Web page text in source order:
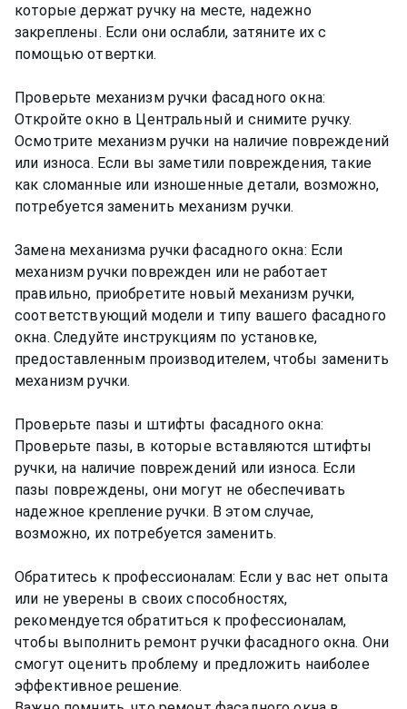
которые держат ручку на месте, надежно
закреплены. Если они ослабли, затяните их с
помощью отвертки.
Проверьте механизм ручки фасадного окна:
Откройте окно в Центральный и снимите ручку.
Осмотрите механизм ручки на наличие повреждений
или износа. Если вы заметили повреждения, такие
как сломанные или изношенные детали, возможно,
потребуется заменить механизм ручки.
Замена механизма ручки фасадного окна: Если
механизм ручки поврежден или не работает
правильно, приобретите новый механизм ручки,
соответствующий модели и типу вашего фасадного
окна. Следуйте инструкциям по установке,
предоставленным производителем, чтобы заменить
механизм ручки.
Проверьте пазы и штифты фасадного окна:
Проверьте пазы, в которые вставляются штифты
ручки, на наличие повреждений или износа. Если
пазы повреждены, они могут не обеспечивать
надежное крепление ручки. В этом случае,
возможно, их потребуется заменить.
Обратитесь к профессионалам: Если у вас нет опыта
или не уверены в своих способностях,
рекомендуется обратиться к профессионалам,
чтобы выполнить ремонт ручки фасадного окна. Они
смогут оценить проблему и предложить наиболее
эффективное решение.